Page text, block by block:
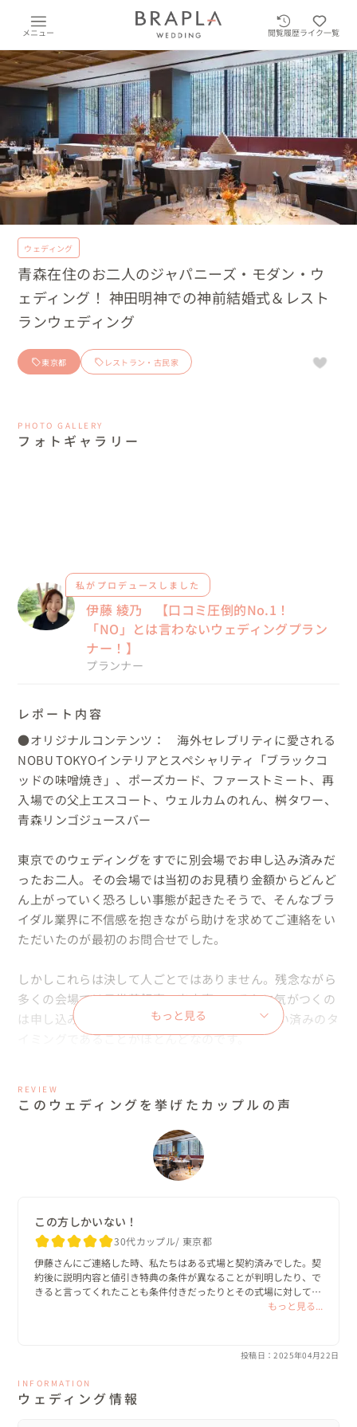
メニュー 閲覧履歴ライク一覧
ウェディング
青森在住のお二人のジャパニーズ・モダン・ウ
ェディング！ 神田明神での神前結婚式＆レスト
ランウェディング
東京都 レストラン・古民家
PHOTO GALLERY
フォトギャラリー
私がプロデュースしました
伊藤 綾乃 【口コミ圧倒的No.1！
「NO」とは言わないウェディングプラン
ナー！】
プランナー
レポート内容
●オリジナルコンテンツ：　海外セレブリティに愛される
NOBU TOKYOインテリアとスペシャリティ「ブラックコ
ッドの味噌焼き」、ポーズカード、ファーストミート、再
入場での父上エスコート、ウェルカムのれん、桝タワー、
青森リンゴジュースバー
東京でのウェディングをすでに別会場でお申し込み済みだ
ったお二人。その会場では当初のお見積り金額からどんど
ん上がっていく恐ろしい事態が起きたそうで、そんなブラ
イダル業界に不信感を抱きながら助けを求めてご連絡をい
ただいたのが最初のお問合せでした。
しかしこれらは決して人ごとではありません。残念ながら
多くの会場では日常茶飯事の出来事で、それに気がつくの
は申し込み後、すでに手付金10〜30万円を支払い済みのタ
イミングであることがほとんどなのです。
ります。このお二人もマリッジリンクでの結婚式準備では
お祝いの1日となりました＾＾
今回はそんなおふたりの、こだわりのジャパニーズ・モダ
◎ゲスト90名が参加できる神社選びからスタート！
お二人が当日叶えたいことの一つに、当初呼ぶ予定だった
90人全員が入れる神社での神前式がしたい！というご希望
がありました。そこでいくつか提案した候補の中から決ま
式で和装をされるため、披露宴会場となるレストランは和
装＆洋装ともに合うマリッジリンク一押しのNOBU
TOKYOに決まり。料理の味はもちろんのこと、海外のセ
もっと見る
REVIEW
このウェディングを挙げたカップルの声
この方しかいない！
30代カップル 東京都
伊藤さんにご連絡した時、私たちはある式場と契約済みでした。契
約後に説明内容と値引き特典の条件が異なることが判明したり、で
きると言ってくれたことも条件付きだったりとその式場に対して不
信感でいっぱいでした。一生に一度の大金を投じるイベントで調べ
そんな時に伊藤さんを見つけて、HPを隅から隅まで読み漁り、私
が感じたブライダル業界の闇を嘆き怒っている姿勢を見て、本当に
新郎新婦の味方でいてくれそうと感じました。この方しかいない！
もっと見る...
投稿日：2025年04月22日
INFORMATION
ウェディング情報